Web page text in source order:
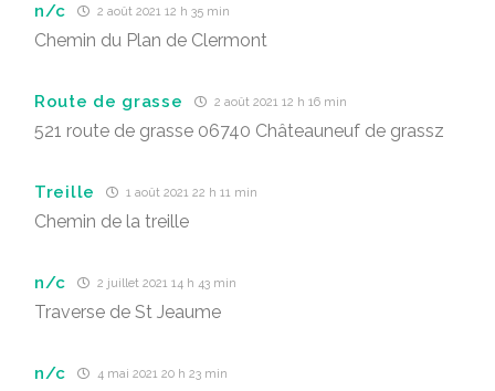
n/c 2 août 2021 12 h 35 min
Chemin du Plan de Clermont
Route de grasse 2 août 2021 12 h 16 min
521 route de grasse 06740 Châteauneuf de grassz
Treille 1 août 2021 22 h 11 min
Chemin de la treille
n/c 2 juillet 2021 14 h 43 min
Traverse de St Jeaume
n/c 4 mai 2021 20 h 23 min